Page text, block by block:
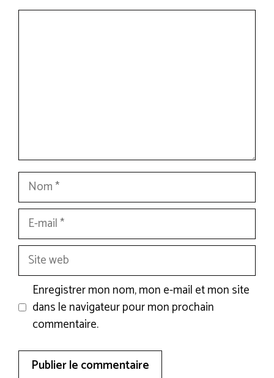
Nom
mail
Site
web
Enregistrer mon nom, mon e-mail et mon site
dans le navigateur pour mon prochain
commentaire.